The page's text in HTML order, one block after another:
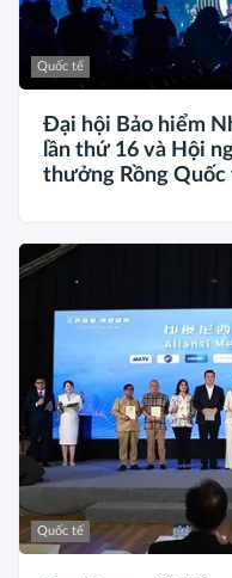
Quốc tế
Đại hội Bảo hiểm
lần thứ 16 và Hội
thưởng Rồng Quốc
Quốc tế